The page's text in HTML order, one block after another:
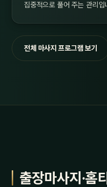
집중적으로 풀어 주는 관리
전체 마사지 프로그램 보기
출장마사지·홈